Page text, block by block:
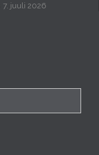
7. juuli 2026